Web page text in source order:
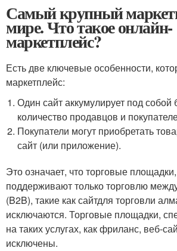
Самый крупный
мире. Что такое онлайн-
маркетплейс?
Есть две ключевые особенности,
маркетплейс:
Один сайт аккумулирует под
количество продавцов и
Покупатели могут приобретать
сайт (или приложение).
Это означает, что торговые
поддерживают только торговлю
(B2B), такие как сайтдля торговли
исключаются. Торговые площадки,
на таких услугах, как фриланс, веб-
исключены.